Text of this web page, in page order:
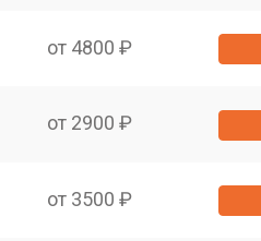
от 4800 ₽
от 2900 ₽
от 3500 ₽